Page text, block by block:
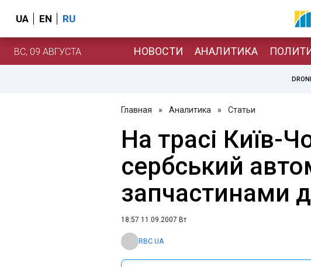
UA EN RU
ВС, 09 АВГУСТА НОВОСТИ АНАЛИТИКА
Главная » Аналитика » Статьи
На трасі Київ-
сербський
запчастинами
18:57 11.09.2007 Вт
RBC.UA